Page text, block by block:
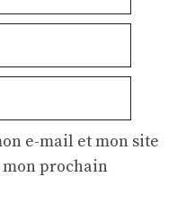
e-mail et mon site
prochain